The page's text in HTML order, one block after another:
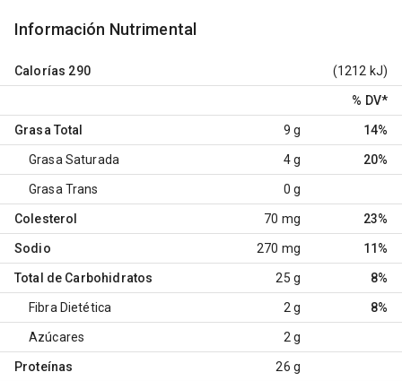
Información Nutrimental
Calorías 290 (1212 kJ)
% DV*
Grasa Total 9 g 14%
Grasa Saturada 4 g 20%
Grasa Trans 0 g
Colesterol 70 mg 23%
Sodio 270 mg 11%
Total de Carbohidratos 25 g 8%
Fibra Dietética 2 g 8%
Azúcares 2 g
Proteínas 26 g